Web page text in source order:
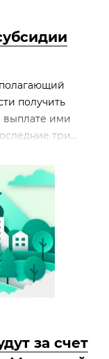
получить
выплате ими
три...
за счет